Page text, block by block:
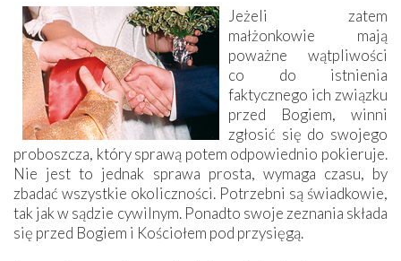
Jeżeli zatem
małżonkowie mają
poważne wątpliwości
co do istnienia
faktycznego ich związku
przed Bogiem, winni
zgłosić się do swojego
proboszcza, który sprawą potem odpowiednio pokieruje.
Nie jest to jednak sprawa prosta, wymaga czasu, by
zbadać wszystkie okoliczności. Potrzebni są świadkowie,
tak jak w sądzie cywilnym. Ponadto swoje zeznania składa
się przed Bogiem i Kościołem pod przysięgą.